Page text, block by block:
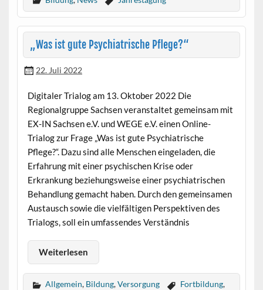
„Was ist gute Psychiatrische Pflege?“
22. Juli 2022
Digitaler Trialog am 13. Oktober 2022 Die
Regionalgruppe Sachsen veranstaltet gemeinsam mit
EX-IN Sachsen e.V. und WEGE e.V. einen Online-
Trialog zur Frage „Was ist gute Psychiatrische
Pflege?“. Dazu sind alle Menschen eingeladen, die
Erfahrung mit einer psychischen Krise oder
Erkrankung beziehungsweise einer psychiatrischen
Behandlung gemacht haben. Durch den gemeinsamen
Austausch sowie die vielfältigen Perspektiven des
Trialogs, soll ein umfassendes Verständnis
Weiterlesen
Allgemein, Bildung,Versorgung Fortbildung,